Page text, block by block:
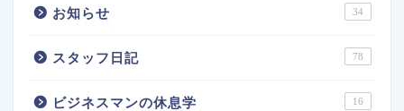
お知らせ 34
スタッフ日記 78
ビジネスマンの休息学 16